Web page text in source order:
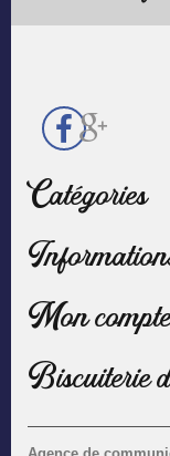
Catégories
Mon
Biscuiterie